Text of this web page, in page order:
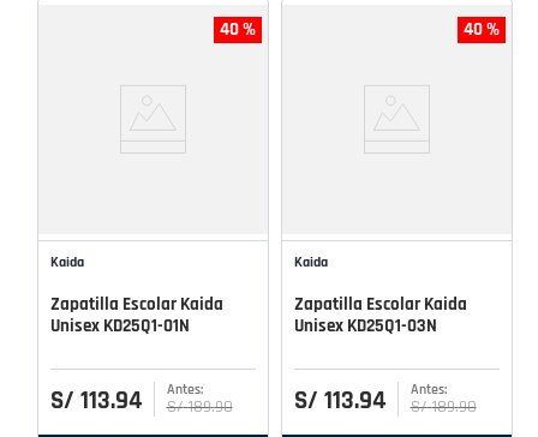
40 %
Kaida
Zapatilla Escolar Kaida
Unisex KD25Q1-01N
S/ 113.94 S/ 189.90
40 %
Kaida
Zapatilla Escolar Kaida
Unisex KD25Q1-03N
S/ 113.94 S/ 189.90